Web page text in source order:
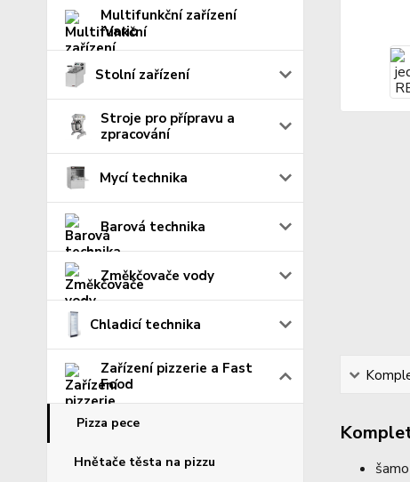
Multifunkční zařízení
iVario
Stolní zařízení
Stroje pro přípravu a
zpracování
Mycí technika
Barová technika
Změkčovače vody
Chladicí technika
Zařízení pizzerie a Fast
Food
Pizza pece
Hnětače těsta na pizzu